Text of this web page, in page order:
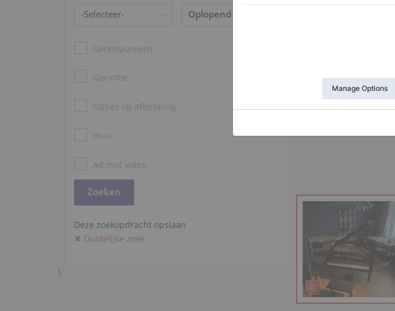
Gerestaureerd
Garantie
Opties op afbetaling
Huur
Ad met video
Deze zoekopdracht opslaan
✖ Duidelijke zoek
\